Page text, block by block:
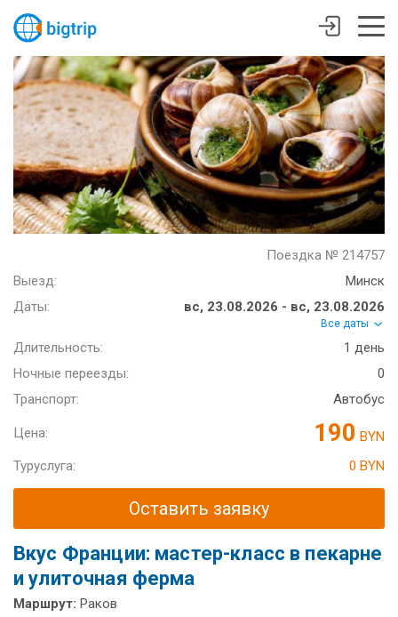
Поездка № 214757
Выезд:
Минск
Даты:
вс, 23.08.2026 - вс, 23.08.2026
Все даты
Длительность:
1 день
Ночные переезды:
0
Транспорт:
Автобус
Цена: 190 BYN
Туруслуга:
0 BYN
Оставить заявку
Вкус Франции: мастер-класс в пекарне
и улиточная ферма
Маршрут: Раков